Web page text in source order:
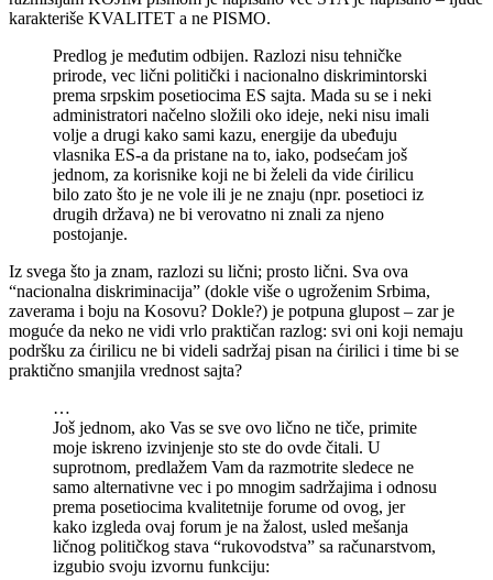
karakteriše KVALITET a ne PISMO.
Predlog je međutim odbijen. Razlozi nisu tehničke
prirode, vec lični politički i nacionalno diskrimintorski
prema srpskim posetiocima ES sajta. Mada su se i neki
administratori načelno složili oko ideje, neki nisu imali
volje a drugi kako sami kazu, energije da ubeđuju
vlasnika ES-a da pristane na to, iako, podsećam još
jednom, za korisnike koji ne bi želeli da vide ćirilicu
bilo zato što je ne vole ili je ne znaju (npr. posetioci iz
drugih država) ne bi verovatno ni znali za njeno
postojanje.
Iz svega što ja znam, razlozi su lični; prosto lični. Sva ova
“nacionalna diskriminacija” (dokle više o ugroženim Srbima,
zaverama i boju na Kosovu? Dokle?) je potpuna glupost – zar je
moguće da neko ne vidi vrlo praktičan razlog: svi oni koji nemaju
podršku za ćirilicu ne bi videli sadržaj pisan na ćirilici i time bi se
praktično smanjila vrednost sajta?
…
Još jednom, ako Vas se sve ovo lično ne tiče, primite
moje iskreno izvinjenje sto ste do ovde čitali. U
suprotnom, predlažem Vam da razmotrite sledece ne
samo alternativne vec i po mnogim sadržajima i odnosu
prema posetiocima kvalitetnije forume od ovog, jer
kako izgleda ovaj forum je na žalost, usled mešanja
ličnog političkog stava “rukovodstva” sa računarstvom,
izgubio svoju izvornu funkciju: